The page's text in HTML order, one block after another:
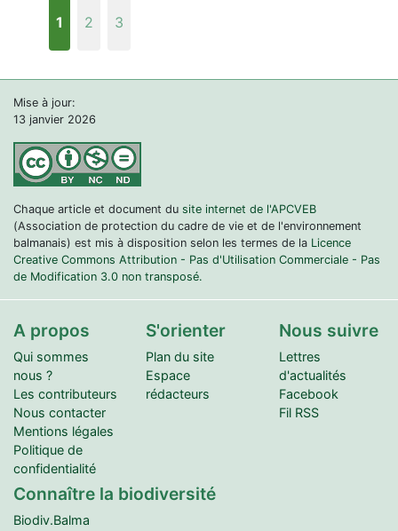
1 2 3
Mise à jour:
13 janvier 2026
Chaque article et document du site internet de l'APCVEB
(Association de protection du cadre de vie et de l'environnement
balmanais) est mis à disposition selon les termes de la Licence
Creative Commons Attribution - Pas d'Utilisation Commerciale - Pas
de Modification 3.0 non transposé.
A propos
Qui sommes
nous ?
Les contributeurs
Nous contacter
Mentions légales
Politique de
confidentialité
S'orienter
Plan du site
Espace
rédacteurs
Nous suivre
Lettres
d'actualités
Facebook
Fil RSS
Connaître la biodiversité
Biodiv.Balma